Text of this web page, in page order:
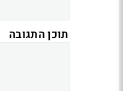
תוכן התגובה